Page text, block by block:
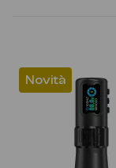
Novità